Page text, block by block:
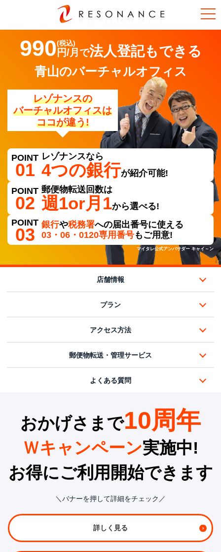
区
チ
ス
【
登
記
額
0
990 円/月で法人登記もできる
青山のバーチャルオフィス
レゾナンスの
バーチャルオフィスは
ココが違う!
POINT
01
レゾナンスなら
4つの銀行が紹介可能!
POINT
02
郵便物転送回数は
週1or月1から選べる!
POINT
03
銀行や税務署への届出番号に使える
03・06・0120専用番号もご用意!
マイタレ公式アンバサダー キャイ～ン
店舗情報
プラン
アクセス方法
郵便物転送・管理サービス
よくある質問
おかげさまで10周年
Ｗキャンペーン実施中!
お得にご利用開始できます
＼バナーを押して詳細をチェック／
詳しく見る